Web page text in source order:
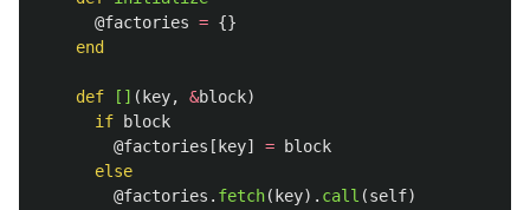
@factories = {}
end
def [] ( key, &block)
if
block
@factories [ key] =
block
else
@factories . fetch( key). call (self)